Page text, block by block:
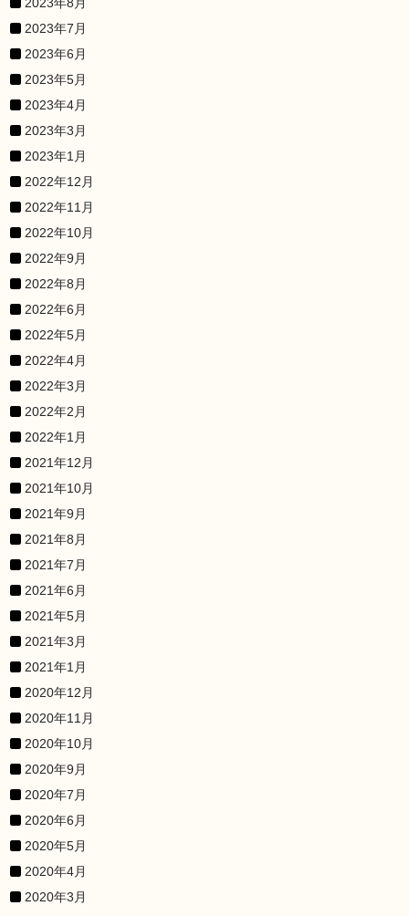
2023年7月
2023年6月
2023年5月
2023年4月
2023年3月
2023年1月
2022年12月
2022年11月
2022年10月
2022年9月
2022年8月
2022年6月
2022年5月
2022年4月
2022年3月
2022年2月
2022年1月
2021年12月
2021年10月
2021年9月
2021年8月
2021年7月
2021年6月
2021年5月
2021年3月
2021年1月
2020年12月
2020年11月
2020年10月
2020年9月
2020年7月
2020年6月
2020年5月
2020年4月
2020年3月